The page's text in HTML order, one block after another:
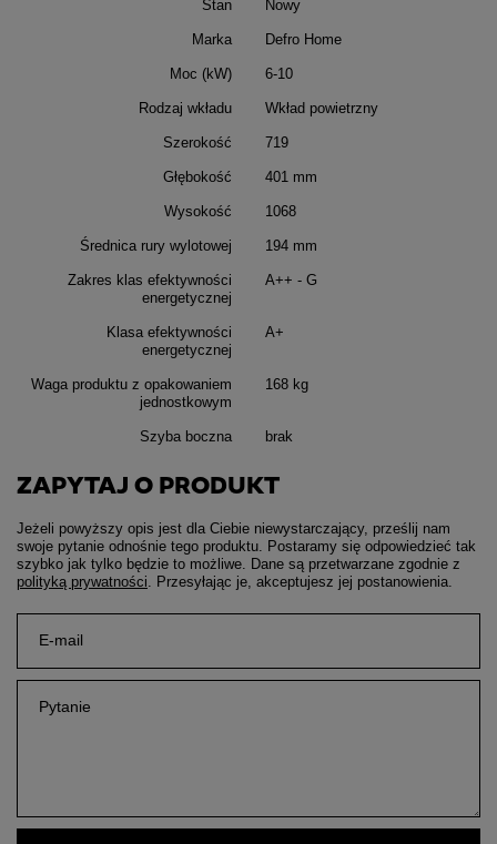
Stan Nowy
Marka Defro Home
Moc (kW) 6-10
Rodzaj wkładu Wkład powietrzny
Szerokość 719
Głębokość 401 mm
Wysokość 1068
Średnica rury wylotowej 194 mm
Zakres klas efektywności
energetycznej
A++ - G
Klasa efektywności
energetycznej
A+
Waga produktu z opakowaniem
jednostkowym
168 kg
Szyba boczna brak
ZAPYTAJ O PRODUKT
Jeżeli powyższy opis jest dla Ciebie niewystarczający, prześlij nam
swoje pytanie odnośnie tego produktu. Postaramy się odpowiedzieć tak
szybko jak tylko będzie to możliwe. Dane są przetwarzane zgodnie z
polityką prywatności . Przesyłając je, akceptujesz jej postanowienia.
E-mail
Pytanie